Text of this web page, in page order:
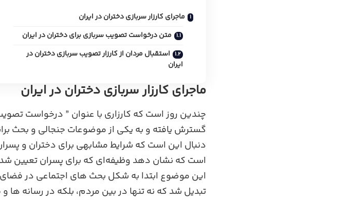
ماجرای کارزار سربازی دختران در ایران
متن درخواست تصویب سربازی برای دختران در ایران
استقبال مردان از کارزار تصویب سربازی دختران در
ایران
ماجرای کارزار سربازی دختران در ایران
چندین روز است که کارزاری با عنوان ” درخواست
گسترش یافته و به یکی از موضوعات جنجالی و بحث
دنبال این است که شرایط مشابهی برای دختران و
است که نشان دهد وظیفه‌ای که برای پسران تعیین
این موضوع ابتدا به شکل بحث‌ های اجتماعی در
تبدیل شد که نه تنها در بین مردم، بلکه در رسانه‌ ها